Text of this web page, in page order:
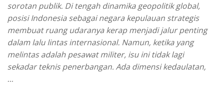
sorotan publik. Di tengah dinamika geopolitik global,
posisi Indonesia sebagai negara kepulauan strategis
membuat ruang udaranya kerap menjadi jalur penting
dalam lalu lintas internasional. Namun, ketika yang
melintas adalah pesawat militer, isu ini tidak lagi
sekadar teknis penerbangan. Ada dimensi kedaulatan,
…